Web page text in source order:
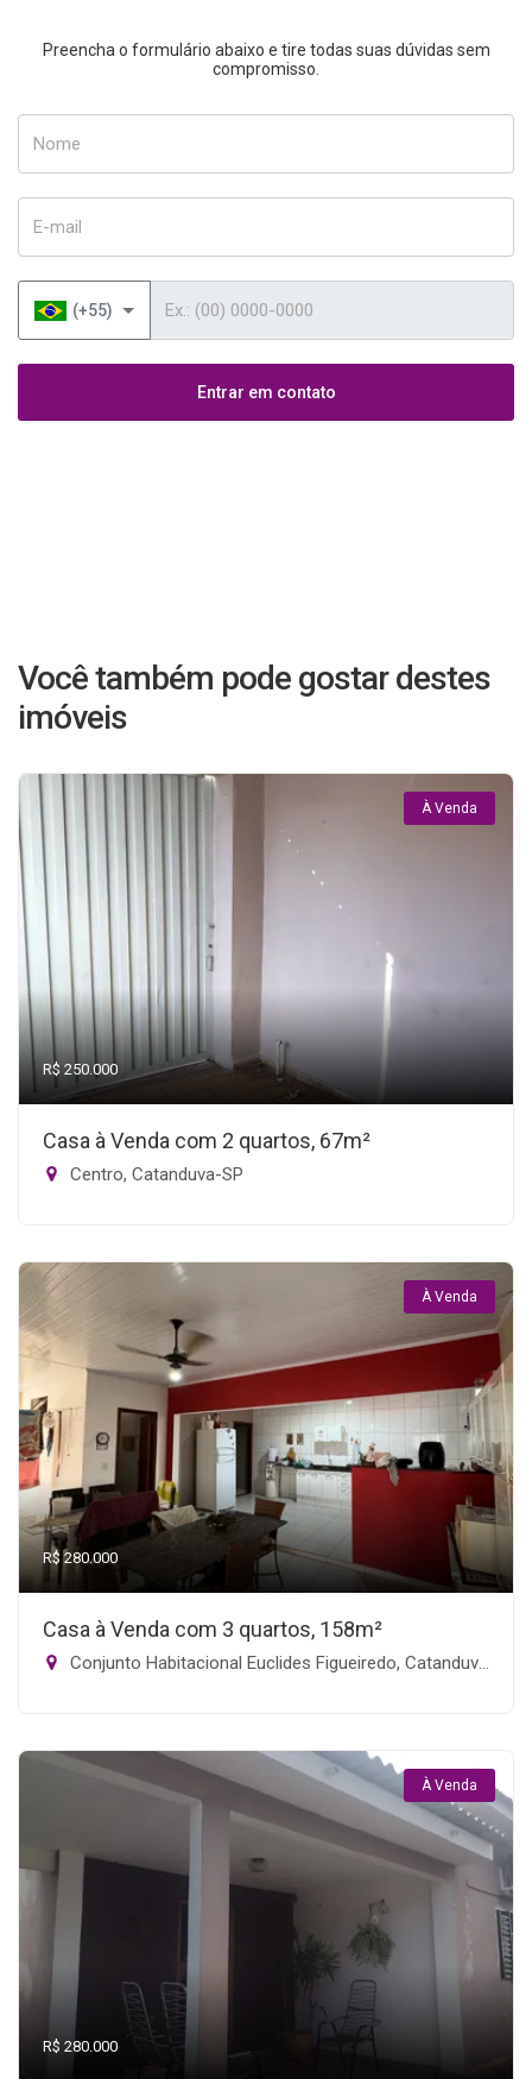
Preencha o formulário abaixo e tire todas suas dúvidas sem
compromisso.
(+55)
Entrar em contato
Você também pode gostar destes
imóveis
À Venda
R$ 250.000
Casa à Venda com 2 quartos, 67m²
Centro, Catanduva-SP
À Venda
R$ 280.000
Casa à Venda com 3 quartos, 158m²
Conjunto Habitacional Euclides Figueiredo, Catanduva-SP
À Venda
R$ 280.000